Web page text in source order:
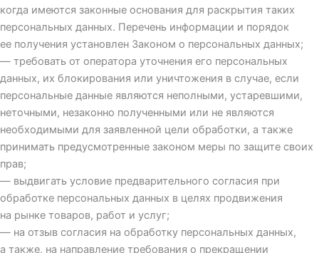
когда имеются законные основания для раскрытия таких
персональных данных. Перечень информации и порядок
ее получения установлен Законом о персональных данных;
— требовать от оператора уточнения его персональных
данных, их блокирования или уничтожения в случае, если
персональные данные являются неполными, устаревшими,
неточными, незаконно полученными или не являются
необходимыми для заявленной цели обработки, а также
принимать предусмотренные законом меры по защите своих
прав;
— выдвигать условие предварительного согласия при
обработке персональных данных в целях продвижения
на рынке товаров, работ и услуг;
— на отзыв согласия на обработку персональных данных,
а также, на направление требования о прекращении